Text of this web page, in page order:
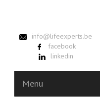
info@lifeexperts.be
facebook
linkedin
Menu